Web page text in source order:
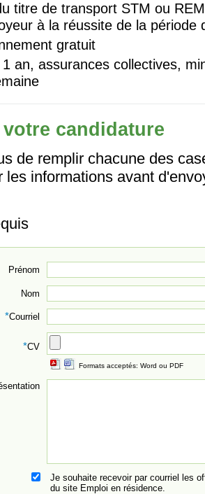
titre de transport STM ou
à la réussite de la période
gratuit
an, assurances collectives,
candidature
de remplir chacune des
les informations avant
Prénom
Nom
*Courriel
*CV
Formats acceptés: Word ou PDF
Je souhaite recevoir par courriel les
du site Emploi en résidence.